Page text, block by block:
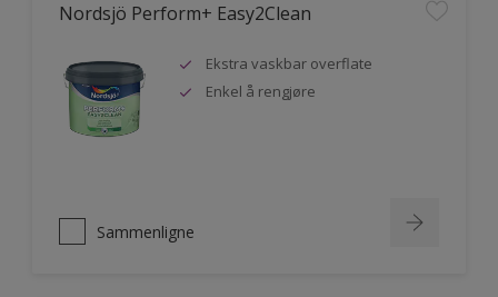
Nordsjö Perform+ Easy2Clean
Ekstra vaskbar overflate
Enkel å rengjøre
Sammenligne